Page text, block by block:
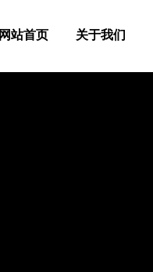
网站首页 关于我们